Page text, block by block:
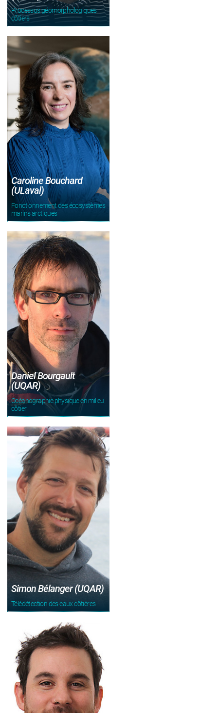
Processus géomorphologiques
côtiers
Caroline Bouchard
(ULaval)
Fonctionnement des écosystèmes
marins arctiques
Daniel Bourgault
(UQAR)
Océanographie physique en milieu
côtier
Simon Bélanger (UQAR)
Télédétection des eaux côtières